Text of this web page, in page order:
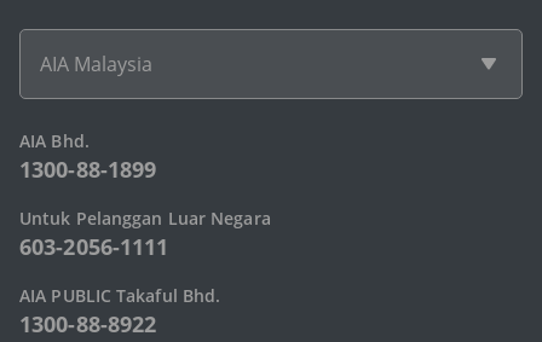
AIA Malaysia
AIA Bhd.
1300-88-1899
Untuk Pelanggan Luar Negara
603-2056-1111
AIA PUBLIC Takaful Bhd.
1300-88-8922